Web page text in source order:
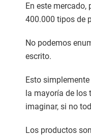
En este mercado,
400.000 tipos de
No podemos
escrito.
Esto
la mayoría de los
imaginar, si no
Los productos